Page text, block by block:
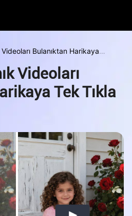
Bulanıktan Harikaya
Videoları
Tek Tıkla